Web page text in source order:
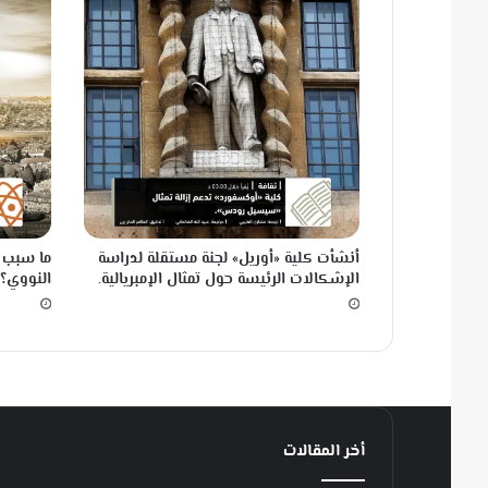
أ
خ
ي
ر
أنشأت كلية «أوريل» لجنة مستقلة لدراسة
الإشكالات الرئيسة حول تمثال الإمبريالية.
ما سبب
النووي؟
أخر المقالات